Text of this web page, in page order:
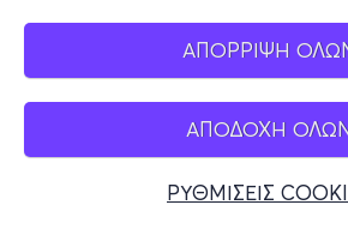
ΑΠΟΡΡΙΨΗ
ΑΠΟΔΟΧΗ
ΡΥΘΜΙΣΕΙΣ